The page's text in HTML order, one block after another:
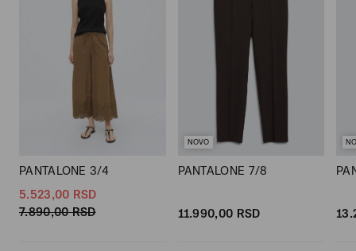
PANTALONE 3/4
5.523,00 RSD
7.890,00 RSD
NOVO
PANTALONE 7/8
11.990,00 RSD